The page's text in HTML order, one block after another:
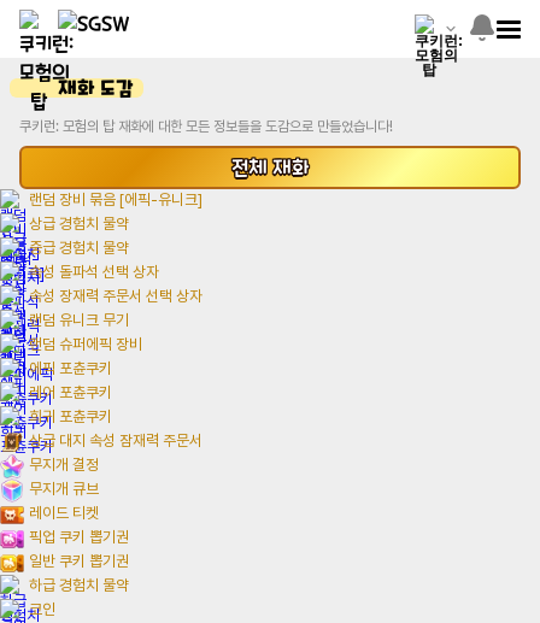
재화 도감
쿠키런: 모험의 탑 재화에 대한 모든 정보들을 도감으로 만들었습니다!
전체재화
랜덤 장비 묶음 [에픽-유니크]
상급 경험치 물약
중급 경험치 물약
속성 돌파석 선택 상자
속성 장재력 주문서 선택 상자
랜덤 유니크 무기
랜덤 슈퍼에픽 장비
에픽 포츈쿠키
레어 포츈쿠키
희귀 포츈쿠키
상급 대지 속성 잠재력 주문서
무지개 결정
무지개 큐브
레이드 티켓
픽업 쿠키 뽑기권
일반 쿠키 뽑기권
하급 경험치 물약
코인